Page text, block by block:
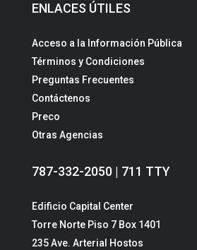
ENLACES ÚTILES
Acceso a la Información Pública
Términos y Condiciones
Preguntas Frecuentes
Contáctenos
Preco
Otras Agencias
787-332-2050 | 711 TTY
Edificio Capital Center
Torre Norte Piso 7 Box 1401
235 Ave. Arterial Hostos